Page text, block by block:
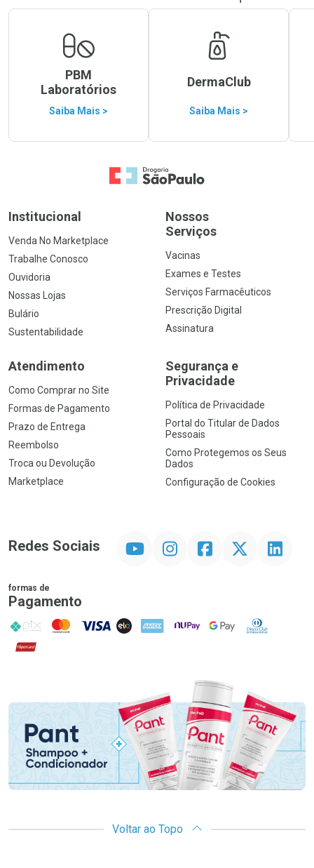
PBM
Laboratórios
Saiba Mais >
DermaClub
Saiba Mais >
Ir para a Home
Institucional
Venda No Marketplace
Trabalhe Conosco
Ouvidoria
Nossas Lojas
Bulário
Sustentabilidade
Nossos
Serviços
Vacinas
Exames e Testes
Serviços Farmacêuticos
Prescrição Digital
Assinatura
Atendimento
Como Comprar no Site
Formas de Pagamento
Prazo de Entrega
Reembolso
Troca ou Devolução
Marketplace
Segurança e
Privacidade
Política de Privacidade
Portal do Titular de Dados
Pessoais
Como Protegemos os Seus
Dados
Configuração de Cookies
Redes Sociais InstagramFacebookTwitter Linkedin
formas de
Pagamento
PIX MasterCard
VISA ELO AMEX NuPay Google PayDiners Club
Hipercard
Promoção em Destaque
Voltar ao Topo